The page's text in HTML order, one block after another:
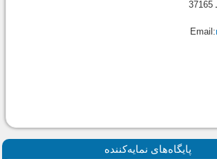
Email:
پايگاه‌های نمايه‌كننده